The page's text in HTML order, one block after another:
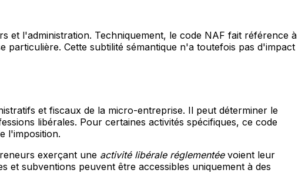
et l'administration. Techniquement, le code NAF fait référence à
particulière. Cette subtilité sémantique n'a toutefois pas d'impact
et fiscaux de la micro-entreprise. Il peut déterminer le
libérales. Pour certaines activités spécifiques, ce code
l'imposition.
exerçant une activité libérale réglementéevoient leur
et subventions peuvent être accessibles uniquement à des